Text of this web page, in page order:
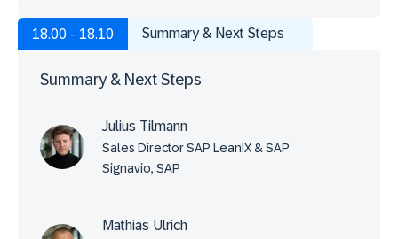
18.00 - 18.10 Summary & Next Steps
Summary & Next Steps
Julius Tilmann
Sales Director SAP LeanIX & SAP
Signavio, SAP
Mathias Ulrich